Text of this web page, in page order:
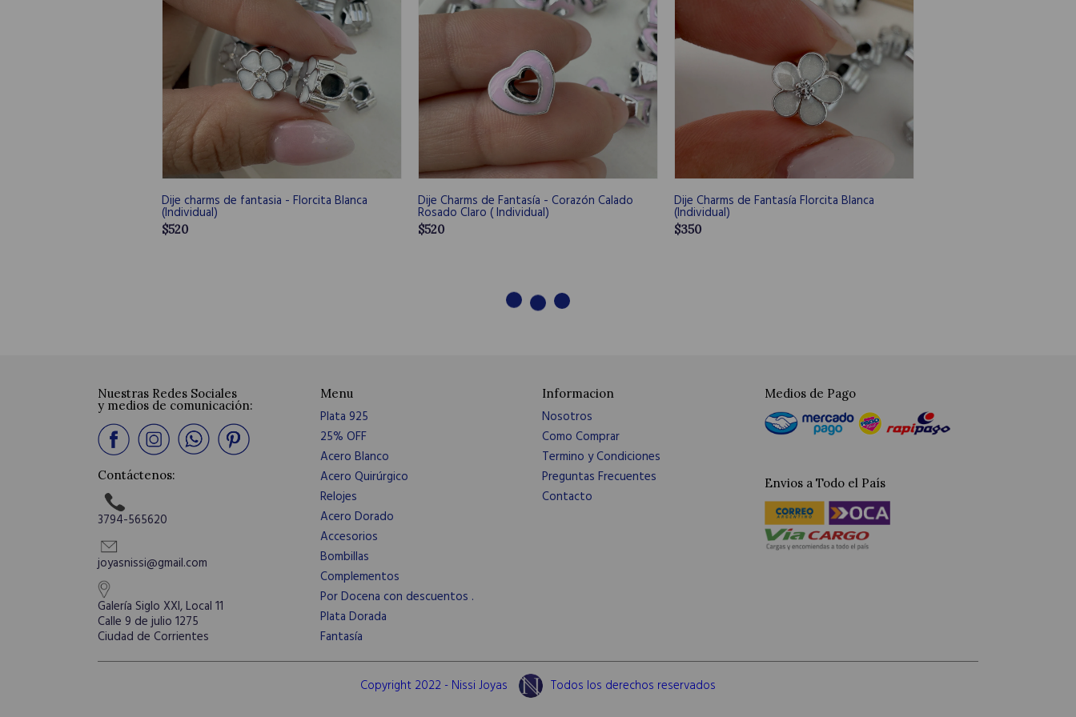
Dije charms de fantasia - Florcita Blanca
(Individual)
$520
Dije Charms de Fantasía - Corazón Calado
Rosado Claro ( Individual)
$520
Dije Charms de Fantasía Florcita Blanca
(Individual)
$350
Nuestras Redes Sociales
y medios de comunicación:
Contáctenos:
3794-565620
joyasnissi@gmail.com
Galería Siglo XXI, Local 11
Calle 9 de julio 1275
Ciudad de Corrientes
Menu
Plata 925
25% OFF
Acero Blanco
Acero Quirúrgico
Relojes
Acero Dorado
Accesorios
Bombillas
Complementos
Por Docena con descuentos .
Plata Dorada
Fantasía
Informacion
Nosotros
Como Comprar
Termino y Condiciones
Preguntas Frecuentes
Contacto
Medios de Pago
Envios a Todo el País
Copyright 2022 - Nissi Joyas Todos los derechos reservados